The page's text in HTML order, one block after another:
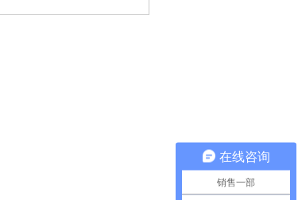
在线咨询
销售一部